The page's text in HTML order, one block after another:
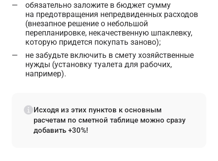
обязательно заложите в бюджет сумму
на предотвращения непредвиденных расходов
(внезапное решение о небольшой
перепланировке, некачественную шпаклевку,
которую придется покупать заново);
не забудьте включить в смету хозяйственные
нужды (установку туалета для рабочих,
например).
Исходя из этих пунктов к основным
расчетам по сметной таблице можно сразу
добавить +30%!